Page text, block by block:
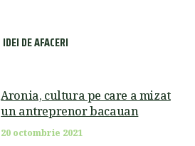
IDEI DE AFACERI
Aronia, cultura pe care a mizat
un antreprenor bacauan
20 octombrie 2021